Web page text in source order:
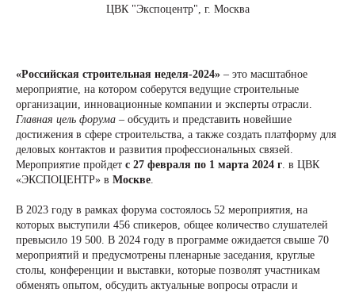
ЦВК "Экспоцентр", г. Москва
«Российская строительная неделя-2024» – это масштабное
мероприятие, на котором соберутся ведущие строительные
организации, инновационные компании и эксперты отрасли.
Главная цель форума – обсудить и представить новейшие
достижения в сфере строительства, а также создать платформу для
деловых контактов и развития профессиональных связей.
Мероприятие пройдет с 27 февраля по 1 марта 2024 г . в ЦВК
«ЭКСПОЦЕНТР» в Москве
В 2023 году в рамках форума состоялось 52 мероприятия, на
которых выступили 456 спикеров, общее количество слушателей
превысило 19 500. В 2024 году в программе ожидается свыше 70
мероприятий и предусмотрены пленарные заседания, круглые
столы, конференции и выставки, которые позволят участникам
обменять опытом, обсудить актуальные вопросы отрасли и